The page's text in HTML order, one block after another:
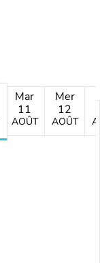
Mar
11
AOÛT
Mer
12
AOÛT